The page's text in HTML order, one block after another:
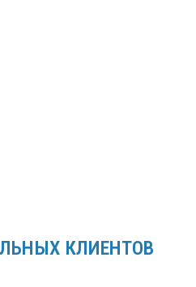
КЛИЕНТОВ